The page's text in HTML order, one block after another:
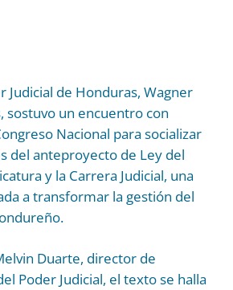
Judicial de Honduras, Wagner
sostuvo un encuentro con
Nacional para socializar
del anteproyecto de Ley del
y la Carrera Judicial, una
a transformar la gestión del
Duarte, director de
Poder Judicial, el texto se halla